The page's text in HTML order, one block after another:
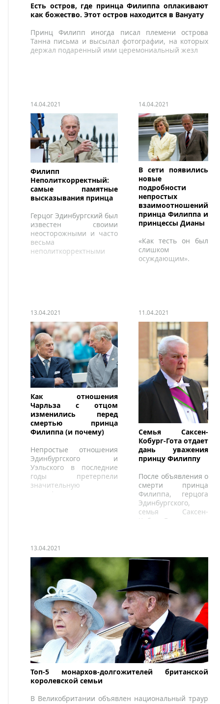
Есть остров, где принца Филиппа оплакивают
как божество. Этот остров находится в Вануату
Принц Филипп иногда писал племени острова
Танна письма и высылал фотографии, на которых
держал подаренный ими церемониальный жезл
14.04.2021
Филипп
Неполиткорректный:
самые памятные
высказывания принца
Герцог Эдинбургский был
известен своими
неосторожными и часто
весьма
неполиткорректными
14.04.2021
В сети появились
новые
подробности
непростых
взаимоотношений
принца Филиппа и
принцессы Дианы
«Как тесть он был
слишком
осуждающим».
13.04.2021
Как отношения
Чарльза с отцом
изменились перед
смертью принца
Филиппа (и почему)
Непростые отношения
Эдинбургского и
Уэльского в последние
годы претерпели
значительную
трансформацию.
13.04.2021
Топ-5 монархов-долгожителей британской
королевской семьи
В Великобритании объявлен национальный траур
11.04.2021
Семья Саксен-
Кобург-Гота отдает
дань уважения
принцу Филиппу
После объявления о
смерти принца
Филиппа, герцога
Эдинбургского,
семья Саксен-
Кобург-Гота
королевы
Елизаветы II.